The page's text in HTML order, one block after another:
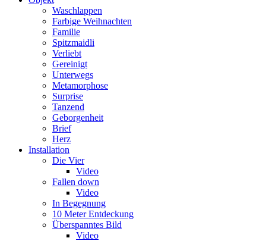
Waschlappen
Farbige Weihnachten
Familie
Spitzmaidli
Verliebt
Gereinigt
Unterwegs
Metamorphose
Surprise
Tanzend
Geborgenheit
Brief
Herz
Installation
Die Vier
Video
Fallen down
Video
In Begegnung
10 Meter Entdeckung
Überspanntes Bild
Video